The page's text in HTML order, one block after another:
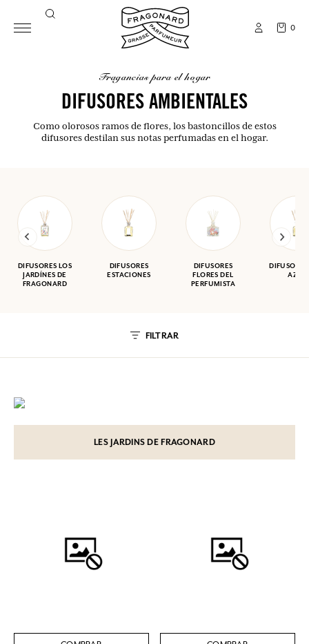
0
fragancias para el hogar
DIFUSORES AMBIENTALES
Como olorosos ramos de flores, los bastoncillos de estos
difusores destilan sus notas perfumadas en el hogar.
DIFUSORES LOS
JARDÍNES DE
FRAGONARD
DIFUSORES
ESTACIONES
DIFUSORES
FLORES DEL
PERFUMISTA
DIFUSOR
AZUL
FILTRAR
LES JARDINS DE FRAGONARD